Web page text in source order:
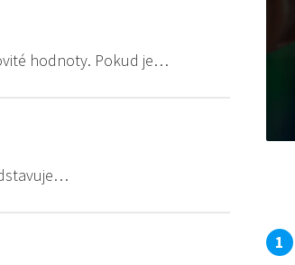
hodnoty. Pokud je…